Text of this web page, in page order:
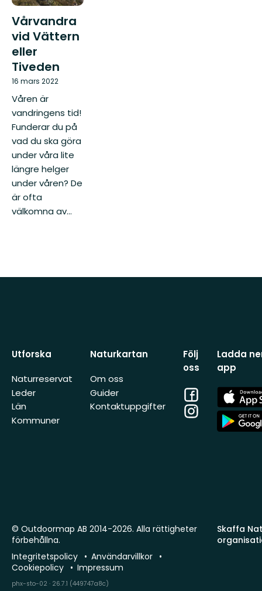
Vårvandra
vid Vättern
eller
Tiveden
16 mars 2022
Våren är
vandringens tid!
Funderar du på
vad du ska göra
under våra lite
längre helger
under våren? De
är ofta
välkomna av...
Utforska
Naturreservat
Leder
Län
Kommuner
Naturkartan
Om oss
Guider
Kontaktuppgifter
Följ
oss
Facebook
Instagram
Ladda
app
App
Store
App
Store
Skaffa
© Outdoormap AB 2014-2026. Alla rättigheter
förbehållna.
Integritetspolicy
Användarvillkor
Cookiepolicy
Impressum
phx-sto-02 · 26.7.1 (449747a8c)